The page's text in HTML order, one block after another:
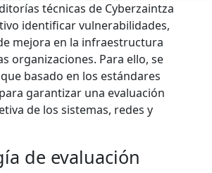
técnicas de Cyberzaintza
identificar vulnerabilidades,
mejora en la infraestructura
organizaciones. Para ello, se
basado en los estándares
garantizar una evaluación
de los sistemas, redes y
de evaluación